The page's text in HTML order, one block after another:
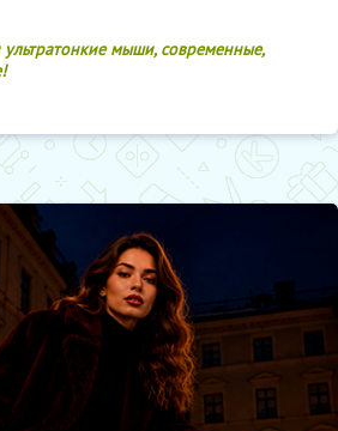
мыши, современные,